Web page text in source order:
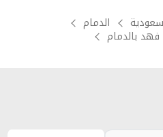
الدمام
بالدمام